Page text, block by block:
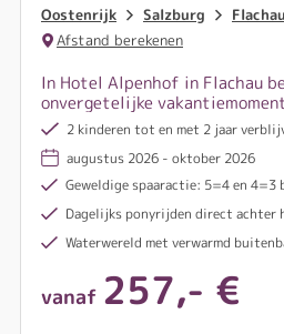
Oostenrijk Salzburg
Flachau
Afstand berekenen
In Hotel Alpenhof in Flachau
onvergetelijke
ontspanning en kostbare tijd
bergen van Salzburg.
2 kinderen tot en met 2 jaar
augustus 2026 - oktober 2026
Geweldige spaaractie: 5=4 en 4=3 bij
Dagelijks ponyrijden direct achter
Waterwereld met verwarmd buitenbad én binnenzwembad,
vanaf 257,- €